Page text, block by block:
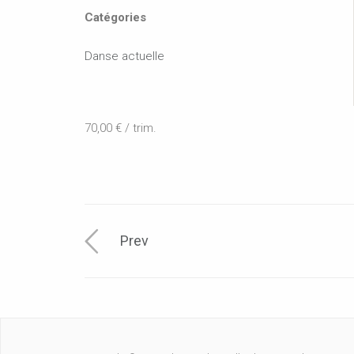
Catégories
Danse actuelle
70,00 € / trim.
Prev